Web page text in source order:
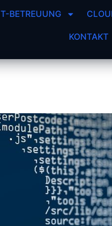
BETREUUNG
KONTAKT